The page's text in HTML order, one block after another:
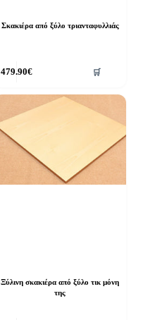
Σκακιέρα από ξύλο τριανταφυλλιάς
479.90€ 🛒
Ξύλινη σκακιέρα από ξύλο τικ μόνη
της